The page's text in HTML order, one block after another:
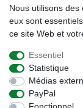
Mentions
Nous utilisons des
eux sont
ce site Web et
Essentiel
Statistique
Médias
PayPal